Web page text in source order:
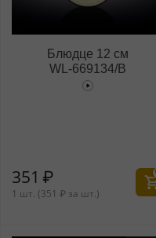
Блюдце 12 см
WL‑669134/B
351 ₽
1 шт. (351 ₽ за шт.)